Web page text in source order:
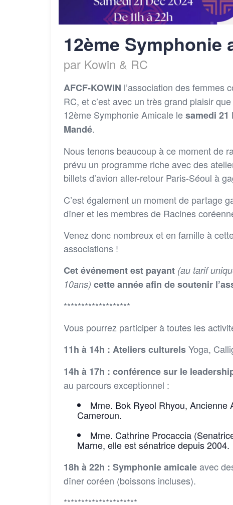
12ème Symphonie
par Kowin & RC
AFCF-KOWIN l’association des femmes
RC, et c’est avec un très grand plaisir
12ème Symphonie Amicale lesamedi 21
Mandé.
Nous tenons beaucoup à ce moment de
prévu un programme riche avec des
billets d’avion aller-retour Paris-Séoul à
C’est également un moment de partage
dîner et les membres de Racines
Venez donc nombreux et en famille à
associations !
Cet événement est payant (au tarif
10ans) cette année afin de soutenir
*******************
Vous pourrez participer à toutes les
11h à 14h : Ateliers culturelsYoga,
14h à 17h : conférence sur le
au parcours exceptionnel :
Mme. Bok Ryeol Rhyou,
Cameroun.
Mme. Cathrine Procaccia
Marne, elle est sénatrice depuis 2004.
18h à 22h : Symphonie amicaleavec
dîner coréen (boissons incluses).
*********************